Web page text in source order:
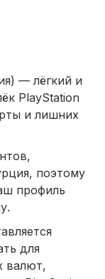
— лёгкий и
PlayStation
и лишних
поэтому
профиль
для
валют,